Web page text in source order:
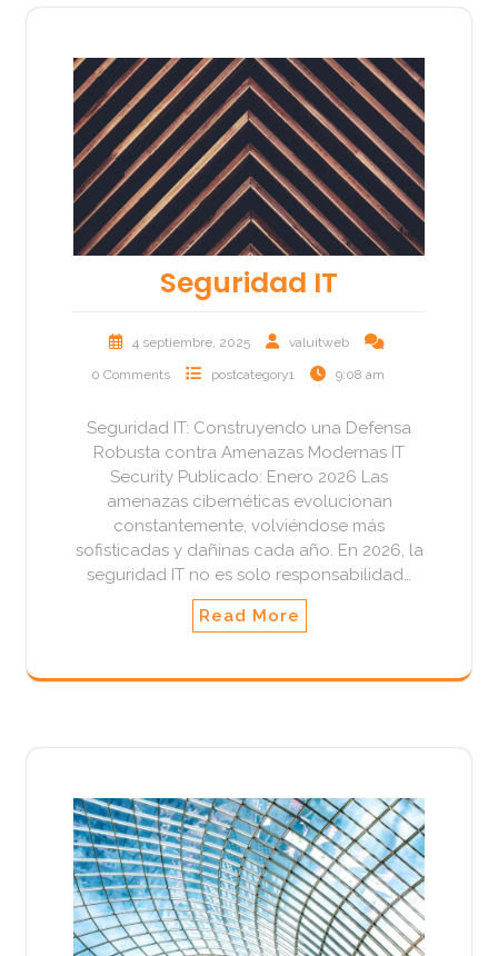
Seguridad IT
4 septiembre, 2025 valuitweb
0 Comments postcategory1 9:08 am
Seguridad IT: Construyendo una Defensa
Robusta contra Amenazas Modernas IT
Security Publicado: Enero 2026 Las
amenazas cibernéticas evolucionan
constantemente, volviéndose más
sofisticadas y dañinas cada año. En 2026, la
seguridad IT no es solo responsabilidad…
Read More